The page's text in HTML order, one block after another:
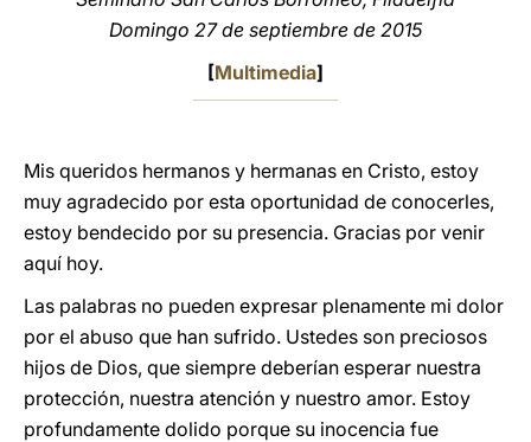
Domingo 27 de septiembre de 2015
[Multimedia]
Mis queridos hermanos y hermanas en Cristo, estoy
muy agradecido por esta oportunidad de conocerles,
estoy bendecido por su presencia. Gracias por venir
aquí hoy.
Las palabras no pueden expresar plenamente mi dolor
por el abuso que han sufrido. Ustedes son preciosos
hijos de Dios, que siempre deberían esperar nuestra
protección, nuestra atención y nuestro amor. Estoy
profundamente dolido porque su inocencia fue